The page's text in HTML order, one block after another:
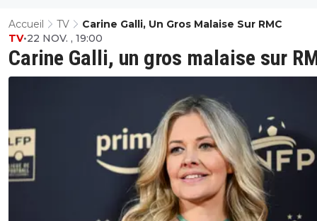
Accueil TV Carine Galli, Un Gros Malaise Sur RMC
Carine Galli, un gros malaise sur
TV•22 NOV. , 19:00